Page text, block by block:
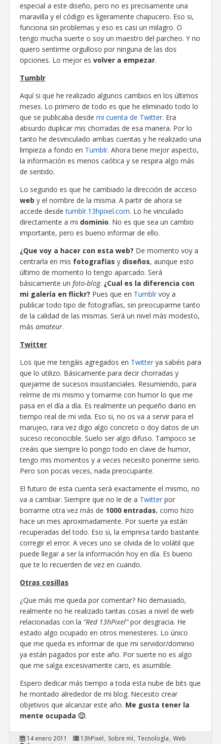
especial a este diseño, pero no es precisamente una
maravilla y el código es ligeramente chapucero. Eso si,
funciona sin problemas y eso es casi un milagro. O
tengo mucha suerte o soy un maestro del parcheo. Y no
quiero sentirme orgulloso por ninguna de las dos
opciones. Lo mejor es volver a empezar.
Tumblr
Aquí si que he realizado algunos cambios en los últimos
meses. Lo primero de todo es que he eliminado todo lo
que se publicaba desde mi cuenta de Twitter. Era
absurdo duplicar mis chorradas de esa manera. Por lo
tanto he desvinculado ambas cuentas y he realizado una
limpieza a fondo en Tumblr. Ahora tiene mejor aspecto,
la información es menos caótica y se respira algo más
de sentido.
Lo segundo es que he cambiado la dirección de acceso
web y el nombre de la misma. A partir de ahora se
accede desdetumblr.13hpixel.com. Lo he vinculado
directamente a mi dominio. No es que sea un cambio
importante, pero es bueno informar de ello.
¿Que voy a hacer con esta web? De momento voy a
centrarla en mis fotografías y diseños, aunque esto
último de momento lo tengo aparcado. Será
básicamente un foto-blog. ¿Cual es la diferencia con
mi galería en flickr? Pues que en Tumblr voy a
publicar todo tipo de fotografías, sin preocuparme tanto
de la calidad de las mismas. Será un nivel más modesto,
más amateur.
Twitter
Los que me tengáis agregados en Twitter ya sabéis para
que lo utilizo. Básicamente para decir chorradas y
quejarme de sucesos insustanciales. Resumiendo, para
reírme de mi mismo y tomarme con humor lo que me
pasa en el día a día. Es realmente un pequeño diario en
tiempo real de mi vida. Eso si, no os va a servir para el
marujeo, rara vez digo algo concreto o doy datos de un
suceso reconocible. Suelo ser algo difuso. Tampoco se
creáis que siempre lo pongo todo en clave de humor,
tengo mis momentos y a veces necesito ponerme serio.
Pero son pocas veces, nada preocupante.
El futuro de esta cuenta será exactamente el mismo, no
va a cambiar. Siempre que no le de a Twitter por
borrarme otra vez más de 1000 entradas, como hizo
hace un mes aproximadamente. Por suerte ya están
recuperadas del todo. Eso si, la empresa tardo bastante
corregir el error. A veces uno se olvida de lo volátil que
puede llegar a ser la información hoy en día. Es bueno
que te lo recuerden de vez en cuando.
Otras cosillas
¿Que más me queda por comentar? No demasiado,
realmente no he realizado tantas cosas a nivel de web
relacionadas con la “Red 13hPixel”por desgracia. He
estado algo ocupado en otros menesteres. Lo único
que me queda es informar de que mi servidor/dominio
ya están pagados por este año. Por suerte no es algo
que me salga excesivamente caro, es asumible.
Espero dedicar más tiempo a toda esta nube de bits que
he montado alrededor de mi blog. Necesito crear
objetivos que alcanzar este año. Me gusta tener la
mente ocupada 🙂.
14 enero 2011 13hPixel Sobre mí Tecnología Web